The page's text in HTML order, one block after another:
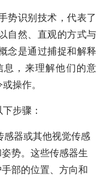
势识别技术，代表了
自然、直观的方式与
念是通过捕捉和解释
息，来理解他们的意
操作。
步骤：
感器或其他视觉传感
势。这些传感器生
部的位置、方向和